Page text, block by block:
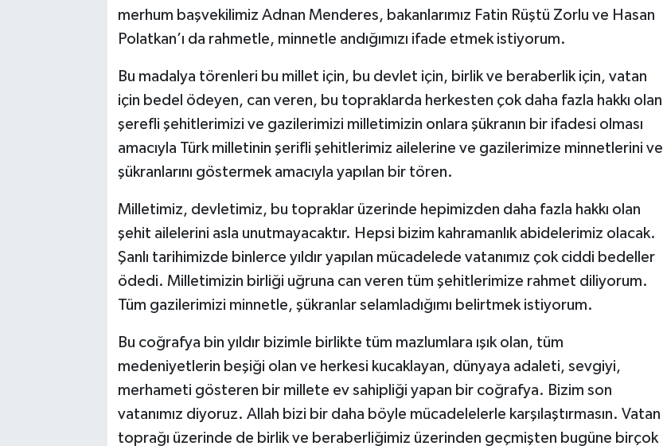
merhum başvekilimiz Adnan Menderes, bakanlarımız Fatin Rüştü Zorlu ve Hasan
Polatkan’ı da rahmetle, minnetle andığımızı ifade etmek istiyorum.
Bu madalya törenleri bu millet için, bu devlet için, birlik ve beraberlik için, vatan
için bedel ödeyen, can veren, bu topraklarda herkesten çok daha fazla hakkı olan
şerefli şehitlerimizi ve gazilerimizi milletimizin onlara şükranın bir ifadesi olması
amacıyla Türk milletinin şerifli şehitlerimiz ailelerine ve gazilerimize minnetlerini ve
şükranlarını göstermek amacıyla yapılan bir tören.
Milletimiz, devletimiz, bu topraklar üzerinde hepimizden daha fazla hakkı olan
şehit ailelerini asla unutmayacaktır. Hepsi bizim kahramanlık abidelerimiz olacak.
Şanlı tarihimizde binlerce yıldır yapılan mücadelede vatanımız çok ciddi bedeller
ödedi. Milletimizin birliği uğruna can veren tüm şehitlerimize rahmet diliyorum.
Tüm gazilerimizi minnetle, şükranlar selamladığımı belirtmek istiyorum.
Bu coğrafya bin yıldır bizimle birlikte tüm mazlumlara ışık olan, tüm
medeniyetlerin beşiği olan ve herkesi kucaklayan, dünyaya adaleti, sevgiyi,
merhameti gösteren bir millete ev sahipliği yapan bir coğrafya. Bizim son
vatanımız diyoruz. Allah bizi bir daha böyle mücadelelerle karşılaştırmasın. Vatan
toprağı üzerinde de birlik ve beraberliğimiz üzerinden geçmişten bugüne birçok